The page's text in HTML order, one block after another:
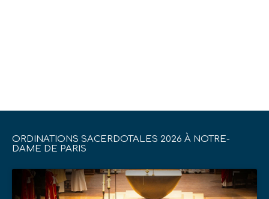
ORDINATIONS SACERDOTALES 2026 À NOTRE-
DAME DE PARIS